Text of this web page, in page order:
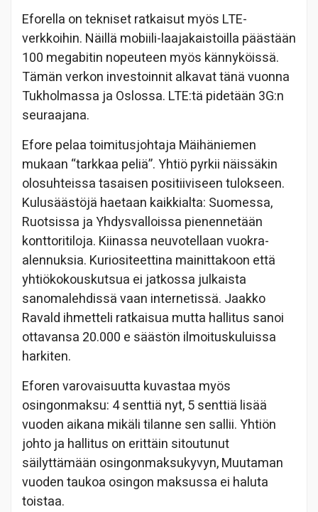
Eforella on tekniset ratkaisut myös LTE-
verkkoihin. Näillä mobiili-laajakaistoilla päästään
100 megabitin nopeuteen myös kännyköissä.
Tämän verkon investoinnit alkavat tänä vuonna
Tukholmassa ja Oslossa. LTE:tä pidetään 3G:n
seuraajana.
Efore pelaa toimitusjohtaja Mäihäniemen
mukaan “tarkkaa peliä”. Yhtiö pyrkii näissäkin
olosuhteissa tasaisen positiiviseen tulokseen.
Kulusäästöjä haetaan kaikkialta: Suomessa,
Ruotsissa ja Yhdysvalloissa pienennetään
konttoritiloja. Kiinassa neuvotellaan vuokra-
alennuksia. Kuriositeettina mainittakoon että
yhtiökokouskutsua ei jatkossa julkaista
sanomalehdissä vaan internetissä. Jaakko
Ravald ihmetteli ratkaisua mutta hallitus sanoi
ottavansa 20.000 e säästön ilmoituskuluissa
harkiten.
Eforen varovaisuutta kuvastaa myös
osingonmaksu: 4 senttiä nyt, 5 senttiä lisää
vuoden aikana mikäli tilanne sen sallii. Yhtiön
johto ja hallitus on erittäin sitoutunut
säilyttämään osingonmaksukyvyn, Muutaman
vuoden taukoa osingon maksussa ei haluta
toistaa.